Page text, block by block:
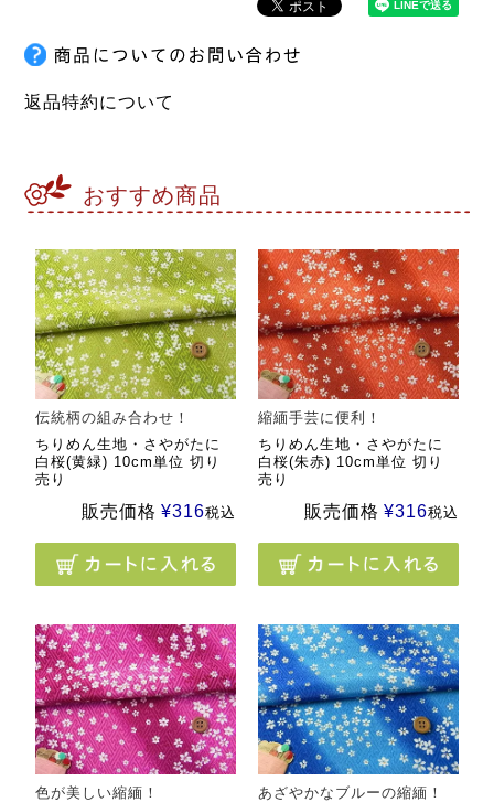
返品特約について
おすすめ商品
伝統柄の組み合わせ！
ちりめん生地・さやがたに
白桜(黄緑) 10cm単位 切り
売り
販売価格 ¥316税込
縮緬手芸に便利！
ちりめん生地・さやがたに
白桜(朱赤) 10cm単位 切り
売り
販売価格 ¥316税込
色が美しい縮緬！
あざやかなブルーの縮緬！